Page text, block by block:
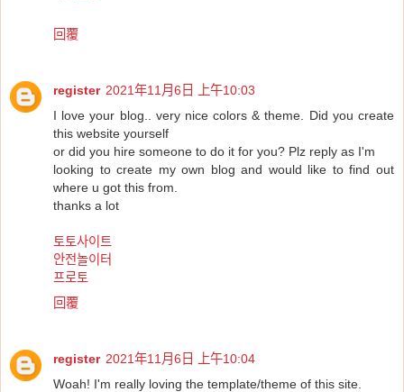
回覆
register 2021年11月6日 上午10:03
I love your blog.. very nice colors & theme. Did you create
this website yourself
or did you hire someone to do it for you? Plz reply as I'm
looking to create my own blog and would like to find out
where u got this from.
thanks a lot
토토사이트
안전놀이터
프로토
回覆
register 2021年11月6日 上午10:04
Woah! I'm really loving the template/theme of this site.